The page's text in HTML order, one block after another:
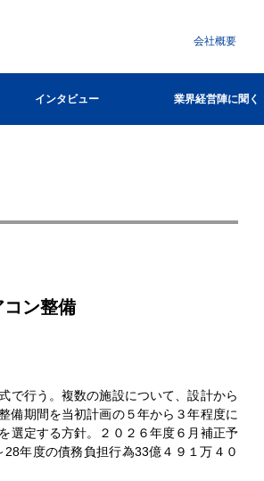
会社概要
インタビュー 業界経営陣に聞く
ン整備
で行う。複数の施設について、設計から
備期間を当初計画の５年から３年程度に
選定する方針。２０２６年度６月補正予
年度の債務負担行為33億４９１万４０